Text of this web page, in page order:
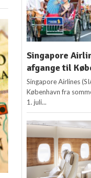
Singapore
afgange til
Singapore Airlines
København fra
1. juli...